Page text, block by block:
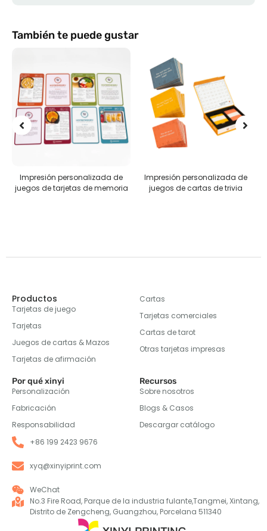
También te puede gustar
de
Impresión personalizada de
juegos de cartas de trivia
Rompecabezas
Productos
Tarjetas de juego
Tarjetas
Juegos de cartas & Mazos
Tarjetas de afirmación
Cartas
Tarjetas comerciales
Cartas de tarot
Otras tarjetas impresas
Por qué xinyi
Personalización
Fabricación
Responsabilidad
Recursos
Sobre nosotros
Blogs & Casos
Descargar catálogo
+86 199 2423 9676
xyq@xinyiprint.com
WeChat
No.3 Fire Road, Parque de la industria fulante,Tangmei, Xintang,
Distrito de Zengcheng, Guangzhou, Porcelana 511340